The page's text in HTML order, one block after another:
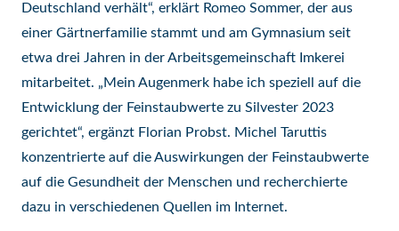
Deutschland verhält“, erklärt Romeo Sommer, der aus
einer Gärtnerfamilie stammt und am Gymnasium seit
etwa drei Jahren in der Arbeitsgemeinschaft Imkerei
mitarbeitet. „Mein Augenmerk habe ich speziell auf die
Entwicklung der Feinstaubwerte zu Silvester 2023
gerichtet“, ergänzt Florian Probst. Michel Taruttis
konzentrierte auf die Auswirkungen der Feinstaubwerte
auf die Gesundheit der Menschen und recherchierte
dazu in verschiedenen Quellen im Internet.